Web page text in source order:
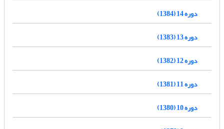
دوره 14 (1384)
دوره 13 (1383)
دوره 12 (1382)
دوره 11 (1381)
دوره 10 (1380)